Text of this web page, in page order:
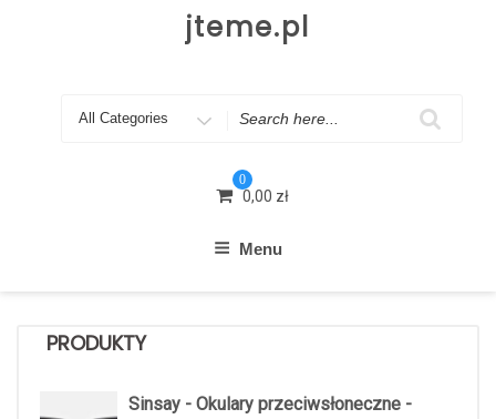
jteme.pl
Search
0
0,00 zł
Menu
PRODUKTY
Sinsay - Okulary przeciwsłoneczne -